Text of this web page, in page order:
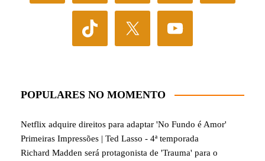
POPULARES NO MOMENTO
Netflix adquire direitos para adaptar 'No Fundo é Amor'
Primeiras Impressões | Ted Lasso - 4ª temporada
Richard Madden será protagonista de 'Trauma' para o